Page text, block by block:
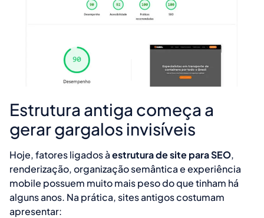
Estrutura antiga começa a
gerar gargalos invisíveis
Hoje, fatores ligados àestrutura de site para SEO,
renderização, organização semântica e experiência
mobile possuem muito mais peso do que tinham há
alguns anos. Na prática, sites antigos costumam
apresentar: